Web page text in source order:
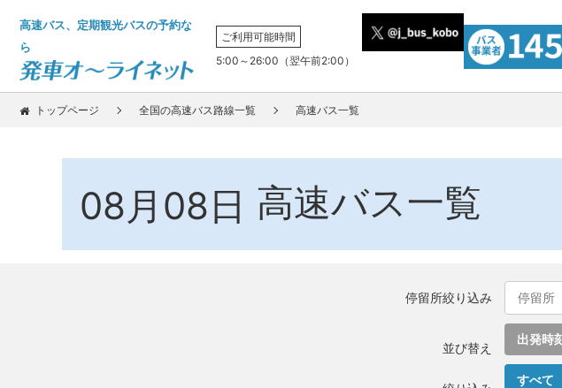
高速バス、定期観光バスの予約な
ら
ご利用可能時間
5:00～26:00（翌午前2:00）
トップページ 全国の高速バス路線一覧 高速バス一覧
08月08日 高速バス一覧
停留所絞り込み
並び替え
出発時
すべて